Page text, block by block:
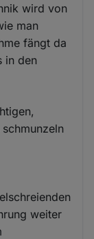
wird von
man
fängt da
in den
weiter